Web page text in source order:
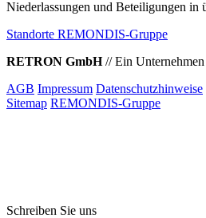
Niederlassungen und Beteiligungen in
Standorte REMONDIS-Gruppe
RETRON GmbH//Ein
AGB Impressum Datenschutzhinweise
Sitemap REMONDIS-Gruppe
Schreiben Sie uns